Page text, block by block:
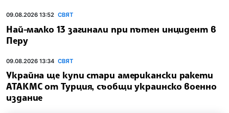
09.08.2026 13:52 СВЯТ
Най-малко 13 загинали при пътен инцидент в
Перу
09.08.2026 13:34 СВЯТ
Украйна ще купи стари американски ракети
АТАКМС от Турция, съобщи украинско военно
издание